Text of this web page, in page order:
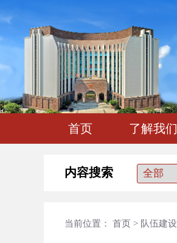
首页 了解我们
内容搜索
当前位置： 首页 > 队伍建设